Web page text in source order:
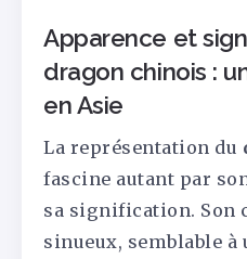
Apparence et
dragon chinois :
en Asie
La représentation du
fascine autant par
sa signification. Son
sinueux, semblable à